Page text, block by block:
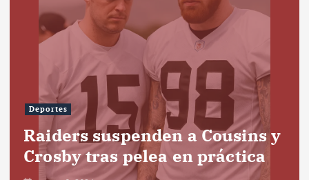
Deportes
Raiders suspenden a Cousins y
Crosby tras pelea en práctica